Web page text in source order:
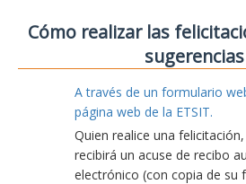
Cómo realizar las
sugerencias
A través de un formulario
página web de la ETSIT.
Quien realice una
recibirá un acuse de recibo
electrónico (con copia de su